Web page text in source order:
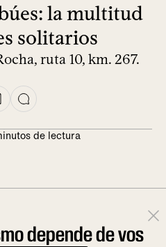
la multitud
solitarios
ruta 10, km. 267.
de lectura
depende de vos